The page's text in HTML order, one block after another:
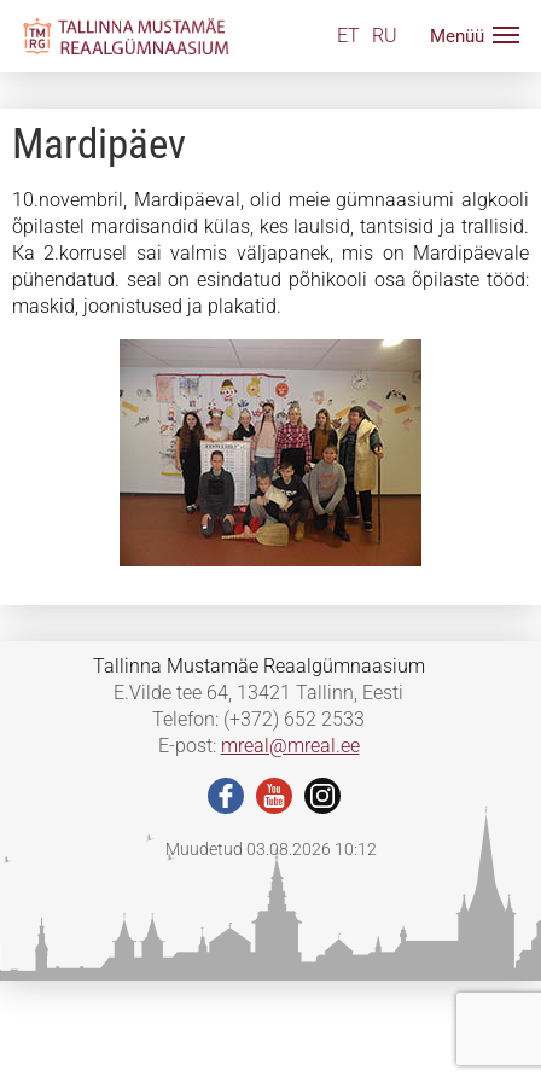
ET RU
Mardipäev
10.novembril, Mardipäeval, olid meie gümnaasiumi algkooli
õpilastel mardisandid külas, kes laulsid, tantsisid ja trallisid.
Кa 2.korrusel sai valmis väljapanek, mis on Mardipäevale
pühendatud. seal on esindatud põhikooli osa õpilaste tööd:
maskid, joonistused ja plakatid.
Tallinna Mustamäe Reaalgümnaasium
E.Vilde tee 64, 13421 Tallinn, Eesti
Telefon: (+372) 652 2533
E-post: mreal@mreal.ee
Muudetud 03.08.2026 10:12